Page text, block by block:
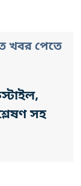
খবর পেতে
সহ